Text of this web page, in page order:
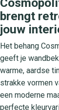
brengt
jouw
Het behang
geeft je
warme, aardse
strakke vormen
een moderne
perfecte